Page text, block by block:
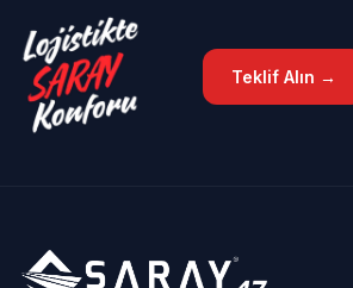
Teklif Alın →